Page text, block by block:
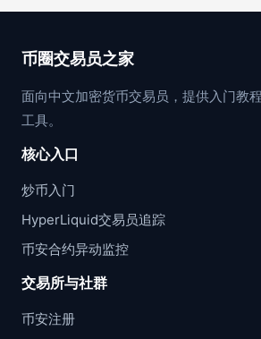
币圈交易员之家
面向中文加密货币交易员，提供入门教
工具。
核心入口
炒币入门
HyperLiquid交易员追踪
币安合约异动监控
交易所与社群
币安注册